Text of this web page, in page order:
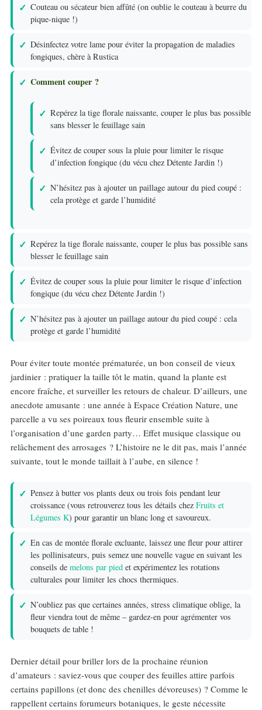
Couteau ou sécateur bien affûté (on oublie le couteau à beurre du
pique-nique !)
Désinfectez votre lame pour éviter la propagation de maladies
fongiques, chère à Rustica
Comment couper ?
Repérez la tige florale naissante, couper le plus bas possible
sans blesser le feuillage sain
Évitez de couper sous la pluie pour limiter le risque
d’infection fongique (du vécu chez Détente Jardin !)
N’hésitez pas à ajouter un paillage autour du pied coupé :
cela protège et garde l’humidité
Repérez la tige florale naissante, couper le plus bas possible sans
blesser le feuillage sain
Évitez de couper sous la pluie pour limiter le risque d’infection
fongique (du vécu chez Détente Jardin !)
N’hésitez pas à ajouter un paillage autour du pied coupé : cela
protège et garde l’humidité
Pour éviter toute montée prématurée, un bon conseil de vieux
jardinier : pratiquer la taille tôt le matin, quand la plante est
encore fraîche, et surveiller les retours de chaleur. D’ailleurs, une
anecdote amusante : une année à Espace Création Nature, une
parcelle a vu ses poireaux tous fleurir ensemble suite à
l’organisation d’une garden party… Effet musique classique ou
relâchement des arrosages ? L’histoire ne le dit pas, mais l’année
suivante, tout le monde taillait à l’aube, en silence !
Pensez à butter vos plants deux ou trois fois pendant leur
croissance (vous retrouverez tous les détails chez Fruits et
Légumes K) pour garantir un blanc long et savoureux.
En cas de montée florale excluante, laissez une fleur pour attirer
les pollinisateurs, puis semez une nouvelle vague en suivant les
conseils de melons par pied et expérimentez les rotations
culturales pour limiter les chocs thermiques.
N’oubliez pas que certaines années, stress climatique oblige, la
fleur viendra tout de même – gardez-en pour agrémenter vos
bouquets de table !
Dernier détail pour briller lors de la prochaine réunion
d’amateurs : saviez-vous que couper des feuilles attire parfois
certains papillons (et donc des chenilles dévoreuses) ? Comme le
rappellent certains forumeurs botaniques, le geste nécessite